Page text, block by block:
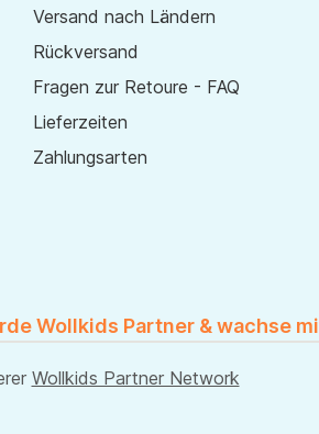
Versand nach Ländern
Rückversand
Fragen zur Retoure - FAQ
Lieferzeiten
Zahlungsarten
Wollkids Partner & wachse
Wollkids Partner Network